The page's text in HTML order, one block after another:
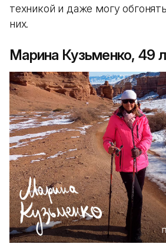
техникой и даже могу
них.
Марина Кузьменко, 49